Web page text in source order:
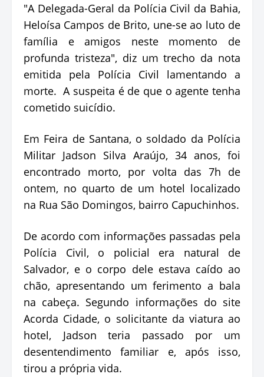
"A Delegada-Geral da Polícia Civil da Bahia,
Heloísa Campos de Brito, une-se ao luto de
família e amigos neste momento de
profunda tristeza", diz um trecho da nota
emitida pela Polícia Civil lamentando a
morte. A suspeita é de que o agente tenha
cometido suicídio.
Em Feira de Santana, o soldado da Polícia
Militar Jadson Silva Araújo, 34 anos, foi
encontrado morto, por volta das 7h de
ontem, no quarto de um hotel localizado
na Rua São Domingos, bairro Capuchinhos.
De acordo com informações passadas pela
Polícia Civil, o policial era natural de
Salvador, e o corpo dele estava caído ao
chão, apresentando um ferimento a bala
na cabeça. Segundo informações do site
Acorda Cidade, o solicitante da viatura ao
hotel, Jadson teria passado por um
desentendimento familiar e, após isso,
tirou a própria vida.